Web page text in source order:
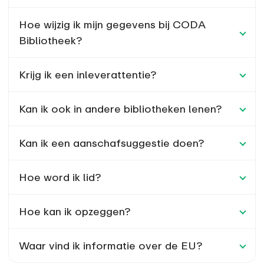
Hoe wijzig ik mijn gegevens bij CODA
Bibliotheek?
Krijg ik een inleverattentie?
Kan ik ook in andere bibliotheken lenen?
Kan ik een aanschafsuggestie doen?
Hoe word ik lid?
Hoe kan ik opzeggen?
Waar vind ik informatie over de EU?